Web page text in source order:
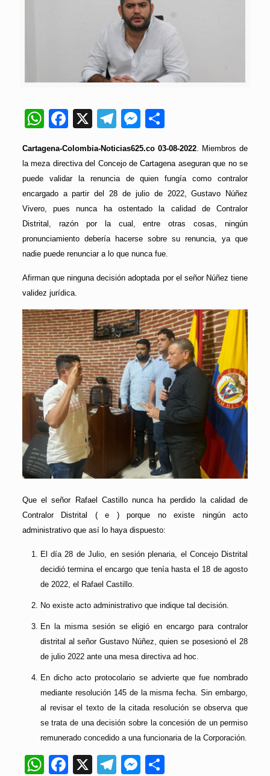
WhatsApp
Facebook
X Telegram
Messenger
Cartagena-Colombia-Noticias625.co 03-08-2022. Miembros de
la meza directiva del Concejo de Cartagena aseguran que no se
puede validar la renuncia de quien fungía como contralor
encargado a partir del 28 de julio de 2022, Gustavo Núñez
Vivero, pues nunca ha ostentado la calidad de Contralor
Distrital, razón por la cual, entre otras cosas, ningún
pronunciamiento debería hacerse sobre su renuncia, ya que
nadie puede renunciar a lo que nunca fue.
Afirman que ninguna decisión adoptada por el señor Núñez tiene
validez jurídica.
Que el señor Rafael Castillo nunca ha perdido la calidad de
Contralor Distrital ( e ) porque no existe ningún acto
administrativo que así lo haya dispuesto:
El día 28 de Julio, en sesión plenaria, el Concejo Distrital
decidió termina el encargo que tenía hasta el 18 de agosto
de 2022, el Rafael Castillo.
No existe acto administrativo que indique tal decisión.
En la misma sesión se eligió en encargo para contralor
distrital al señor Gustavo Núñez, quien se posesionó el 28
de julio 2022 ante una mesa directiva ad hoc.
En dicho acto protocolario se advierte que fue nombrado
mediante resolución 145 de la misma fecha. Sin embargo,
al revisar el texto de la citada resolución se observa que
se trata de una decisión sobre la concesión de un permiso
remunerado concedido a una funcionaria de la Corporación.
WhatsApp
Facebook
X Telegram
Messenger